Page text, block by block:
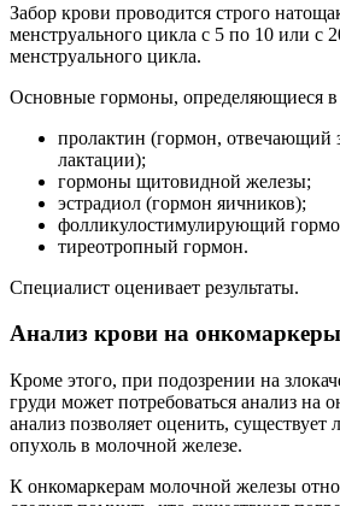
Забор крови проводится строго
менструального цикла с 5 по 10 или с
менструального цикла.
Основные гормоны, определяющиеся в
пролактин (гормон, отвечающий
лактации);
гормоны щитовидной железы;
эстрадиол (гормон яичников);
фолликулостимулирующий
тиреотропный гормон.
Специалист оценивает результаты.
Анализ крови на онкомаркеры
Кроме этого, при подозрении на
груди может потребоваться анализ на
анализ позволяет оценить, существует
опухоль в молочной железе.
К онкомаркерам молочной железы